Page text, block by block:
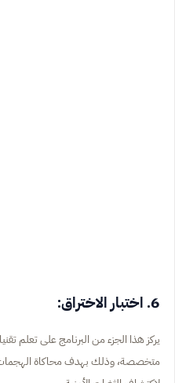
6. اختبار الاختراق:
يركز هذا الجزء من البرنامج على تعلم
متخصصة، وذلك بهدف محاكاة الهجمات